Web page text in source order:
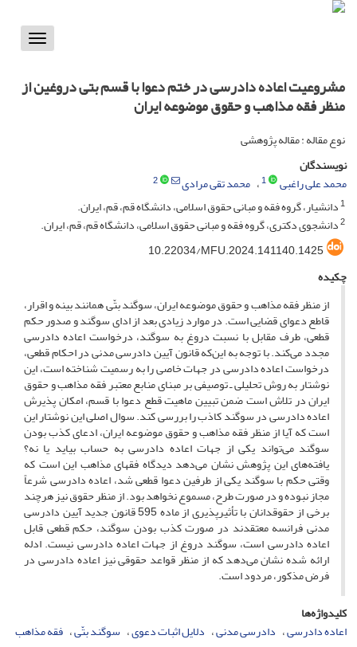
Toggle
مشروعیت اعاده دادرسی در ختم دعوا با قسم بتی دروغین از
منظر فقه مذاهب و حقوق موضوعه ایران
نوع مقاله : مقاله پژوهشی
نویسندگان
محمد علی راغبی
1 محمد تقی مرادی
2
1دانشیار، گروه فقه و مبانی حقوق اسلامی، دانشگاه قم، قم، ایران.
2دانشجوی دکتری، گروه فقه و مبانی حقوق اسلامی، دانشگاه قم، قم، ایران.
10.22034/MFU.2024.141140.1425
چکیده
از منظر فقه مذاهب و حقوق موضوعه ایران، سوگند بتّی همانند بینه و اقرار،
قاطع دعوای قضایی است. در موارد زیادی بعد از ادای سوگند و صدور حکم
قطعی، طرف مقابل با نسبت دروغ به سوگند، درخواست اعاده دادرسی
مجدد می‌کند. با توجه به این‌که قانون آیین دادرسی مدنی در احکام قطعی،
درخواست اعاده دادرسی در جهات خاصی را به رسمیت شناخته است، این
نوشتار به روش تحلیلی ـ توصیفی بر مبنای منابع معتبر فقه مذاهب و حقوق
ایران در تلاش است ضمن تبیین ماهیت قطع دعوا با قسم، امکان پذیرش
اعاده دادرسی در سوگند کاذب را بررسی کند. سوال اصلی این نوشتار این
است که آیا از منظر فقه مذاهب و حقوق موضوعه ایران، ادعای کذب بودن
سوگند می‌تواند یکی از جهات اعاده دادرسی به‌ حساب بیاید یا نه؟
یافته‌های این پژوهش نشان می‌دهد دیدگاه فقهای مذاهب این است که
وقتی حکم با سوگند یکی از طرفین دعوا قطعی شد، اعاده دادرسی شرعاً
مجاز نبوده و در صورت طرح، مسموع نخواهد بود. از منظر حقوق نیز هرچند
برخی از حقوقدانان با تأثیرپذیری از ماده 595 قانون جدید آیین دادرسی
مدنی فرانسه معتقدند در صورت کذب بودن سوگند، حکم قطعی قابل
اعاده دادرسی است، سوگند دروغ از جهات اعاده دادرسی نیست. ادله
ارائه شده نشان می‌دهد که از منظر قواعد حقوقی نیز اعاده دادرسی در
فرض مذکور، مردود است.
کلیدواژه‌ها
اعاده دادرسی دادرسی مدنی دلایل اثبات دعوی سوگند بتّی فقه مذاهب